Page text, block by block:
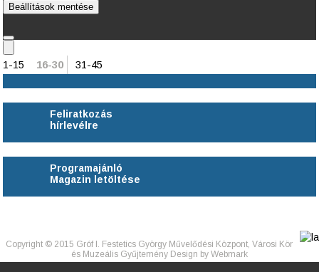
Beállítások mentése
1-15 16-30 31-45
Feliratkozás
hírlevélre
Programajánló
Magazin letöltése
Copyright © 2015 Gróf I. Festetics György Művelődési Központ, Városi Könyvtár
és Muzeális Gyűjtemény Design by Webmark